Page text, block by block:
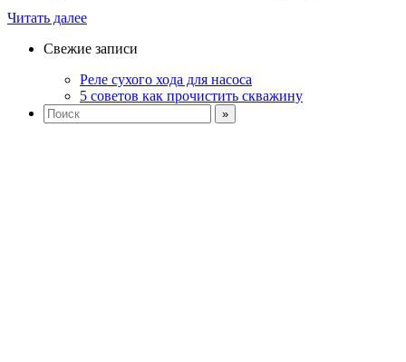
Читать далее
Свежие записи
Реле сухого хода для насоса
5 советов как прочистить скважину